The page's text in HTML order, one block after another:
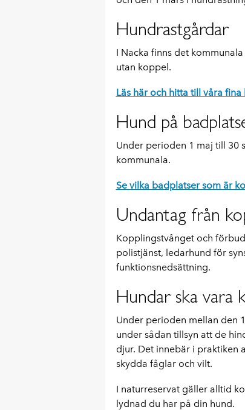
Hundrastgårdar
I Nacka finns det
utan koppel.
Läs här och hitta till våra
Hund på
Under perioden 1 maj till 30
kommunala.
Se vilka badplatser som är
Undantag från
Kopplingstvånget och
polistjänst, ledarhund för
funktionsnedsättning.
Hundar ska vara
Under perioden mellan den
under sådan tillsyn att de
djur. Det innebär i praktiken
skydda fåglar och vilt.
I naturreservat gäller alltid
lydnad du har på din hund.